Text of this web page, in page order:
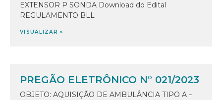
EXTENSOR P SONDA Download do Edital
REGULAMENTO BLL
VISUALIZAR »
PREGÃO ELETRÔNICO N° 021/2023
OBJETO: AQUISIÇÃO DE AMBULÂNCIA TIPO A –